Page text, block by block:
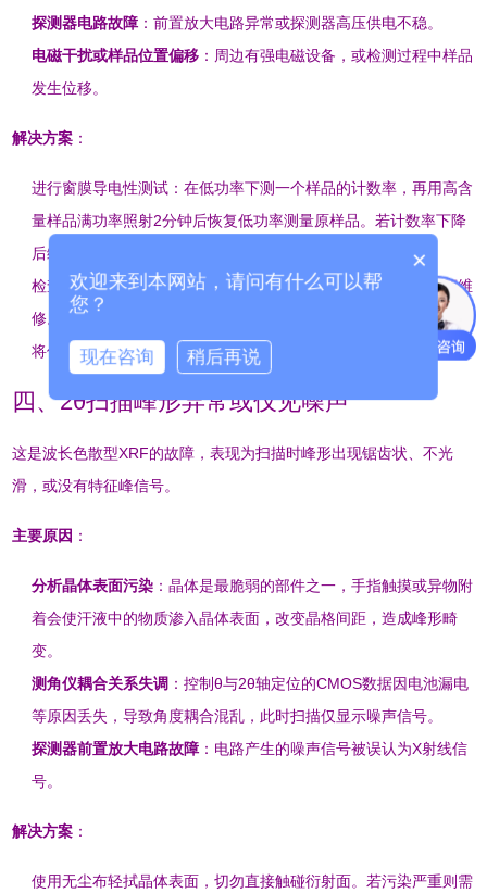
探测器电路故障 ：前置放大电路异常或探测器高压供电不稳。
电磁干扰或样品位置偏移 ：周边有强电磁设备，或检测过程中样品
发生位移。
解决方案 ：
进行窗膜导电性测试：在低功率下测一个样品的计数率，再用高含
量样品满功率照射2分钟后恢复低功率测量原样品。若计数率下降
后缓慢回升，说明窗膜导电性能劣化，需更换窗膜
检查探测器高压供电和前置放大电路的稳定性，必要时联系厂商维
修
将仪器移至远离强电磁干扰源的位置，重新固定样品
四、2θ扫描峰形异常或仅见噪声
这是波长色散型XRF的故障，表现为扫描时峰形出现锯齿状、不光
滑，或没有特征峰信号。
主要原因 ：
分析晶体表面污染 ：晶体是最脆弱的部件之一，手指触摸或异物附
着会使汗液中的物质渗入晶体表面，改变晶格间距，造成峰形畸
变。
测角仪耦合关系失调 ：控制θ与2θ轴定位的CMOS数据因电池漏电
等原因丢失，导致角度耦合混乱，此时扫描仅显示噪声信号。
探测器前置放大电路故障 ：电路产生的噪声信号被误认为X射线信
号。
解决方案 ：
使用无尘布轻拭晶体表面，切勿直接触碰衍射面。若污染严重则需
×
欢迎来到本网站，请问有什么可以帮
您？
现在咨询 稍后再说